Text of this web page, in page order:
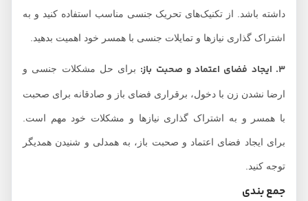
داشته باشد. از تکنیک‌های تحریک جنسی مناسب استفاده کنید و به
اشتراک گذاری نیازها و تمایلات جنسی با همسر خود اهمیت بدهید.
برای حل مشکلات جنسی و
ارضا نشدن زن با دخول، برقراری فضای باز و صادقانه برای صحبت
با همسر و به اشتراک گذاری نیازها و مشکلات خود مهم است.
برای ایجاد فضای اعتماد و صحبت باز، به همدلی و شنیدن همدیگر
توجه کنید.
جمع بندی